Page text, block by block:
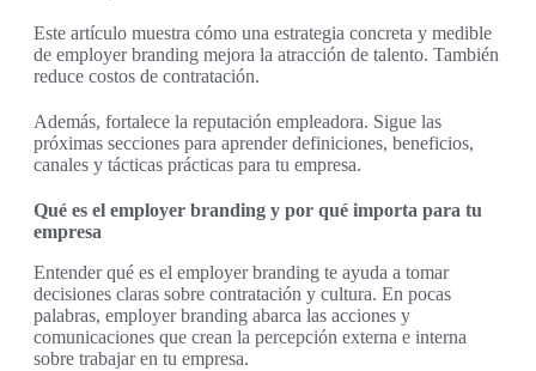
Este artículo muestra cómo una estrategia concreta y medible
de employer branding mejora la atracción de talento. También
reduce costos de contratación.
Además, fortalece la reputación empleadora. Sigue las
próximas secciones para aprender definiciones, beneficios,
canales y tácticas prácticas para tu empresa.
Qué es el employer branding y por qué importa para tu
empresa
Entender qué es el employer branding te ayuda a tomar
decisiones claras sobre contratación y cultura. En pocas
palabras, employer branding abarca las acciones y
comunicaciones que crean la percepción externa e interna
sobre trabajar en tu empresa.